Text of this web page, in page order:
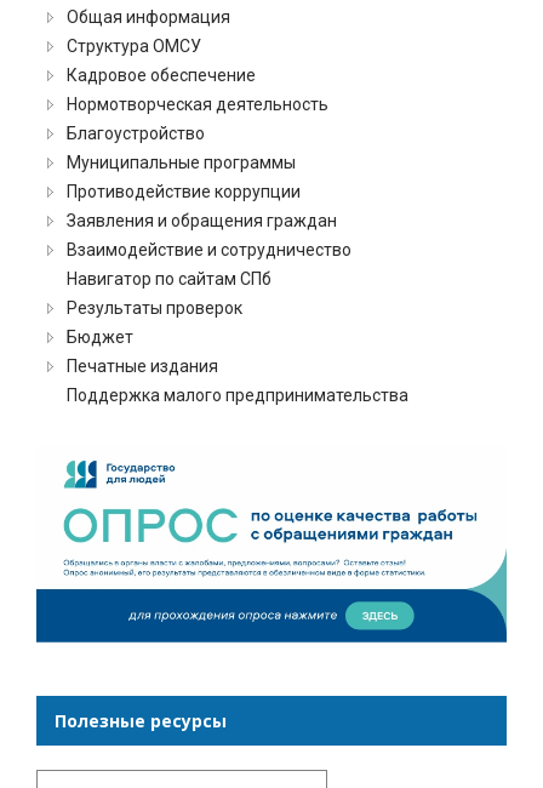
Общая информация
Структура ОМСУ
Кадровое обеспечение
Нормотворческая деятельность
Благоустройство
Муниципальные программы
Противодействие коррупции
Заявления и обращения граждан
Взаимодействие и сотрудничество
Навигатор по сайтам СПб
Результаты проверок
Бюджет
Печатные издания
Поддержка малого предпринимательства
Полезные ресурсы